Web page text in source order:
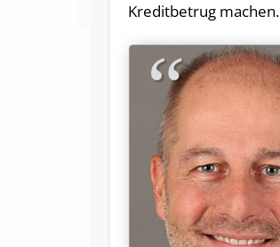
Kreditbetrug machen.